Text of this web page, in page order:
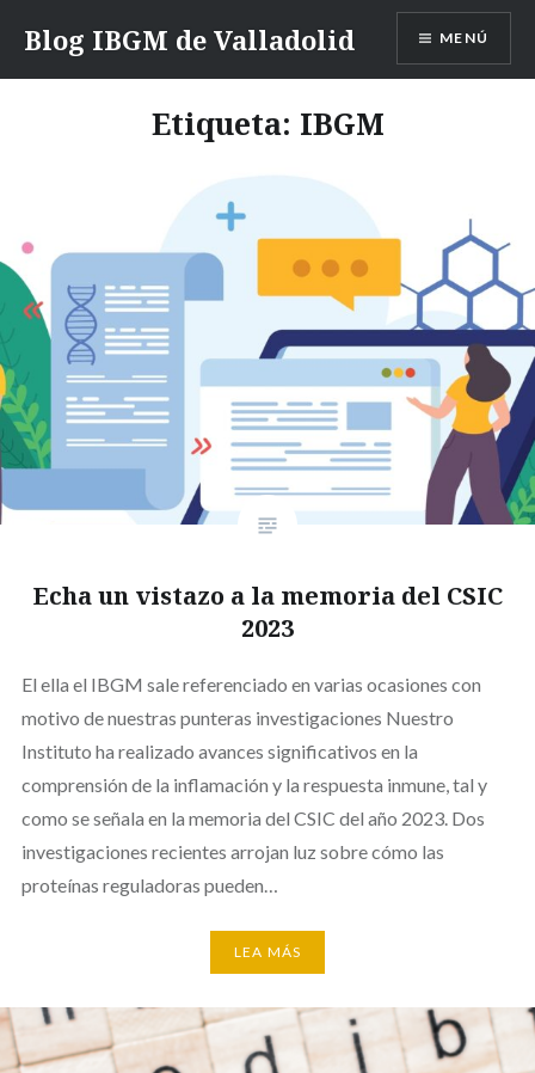
contenido
Blog IBGM de Valladolid MENÚ
Etiqueta: IBGM
Echa un vistazo a la memoria del CSIC
2023
El ella el IBGM sale referenciado en varias ocasiones con
motivo de nuestras punteras investigaciones Nuestro
Instituto ha realizado avances significativos en la
comprensión de la inflamación y la respuesta inmune, tal y
como se señala en la memoria del CSIC del año 2023. Dos
investigaciones recientes arrojan luz sobre cómo las
proteínas reguladoras pueden…
LEA MÁS